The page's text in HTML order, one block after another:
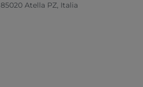
85020 Atella PZ, Italia